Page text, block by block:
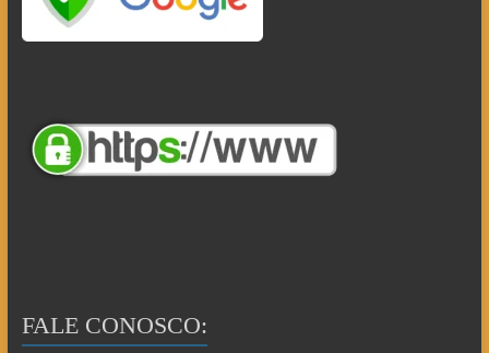
FALE CONOSCO: